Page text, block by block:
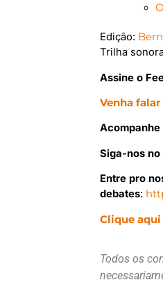
Edição:
Trilha
Assine o
Venha
Siga-nos
Entre pro
debates:
Clique
Todos os